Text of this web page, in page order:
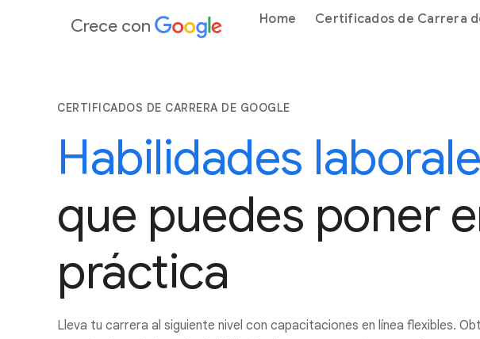
Crece con Home Certificados de Carrera
CERTIFICADOS DE CARRERA DE GOOGLE
Habilidades
que puedes poner
práctica
Lleva tu carrera al siguiente nivel con capacitaciones en línea flexibles.